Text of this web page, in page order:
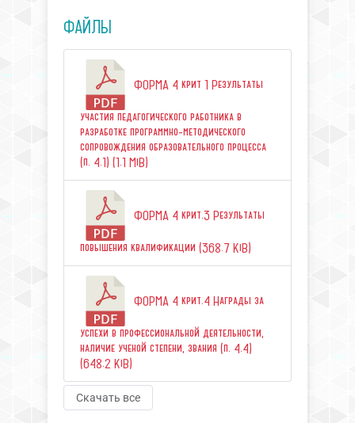
ФАЙЛЫ
ФОРМА 4 крит 1 Результаты
участия педагогического работника в
разработке программно-методического
сопровождения образовательного процесса
(п. 4.1) (1.1 MiB)
ФОРМА 4 крит.3 Результаты
повышения квалификации (368.7 KiB)
ФОРМА 4 крит.4 Награды за
успехи в профессиональной деятельности,
наличие ученой степени, звания (п. 4.4)
(648.2 KiB)
Скачать все